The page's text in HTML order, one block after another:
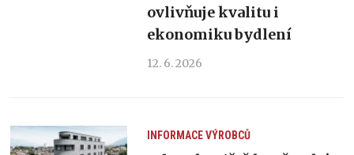
ovlivňuje kvalitu i
ekonomiku bydlení
12. 6. 2026
INFORMACE VÝROBCŮ